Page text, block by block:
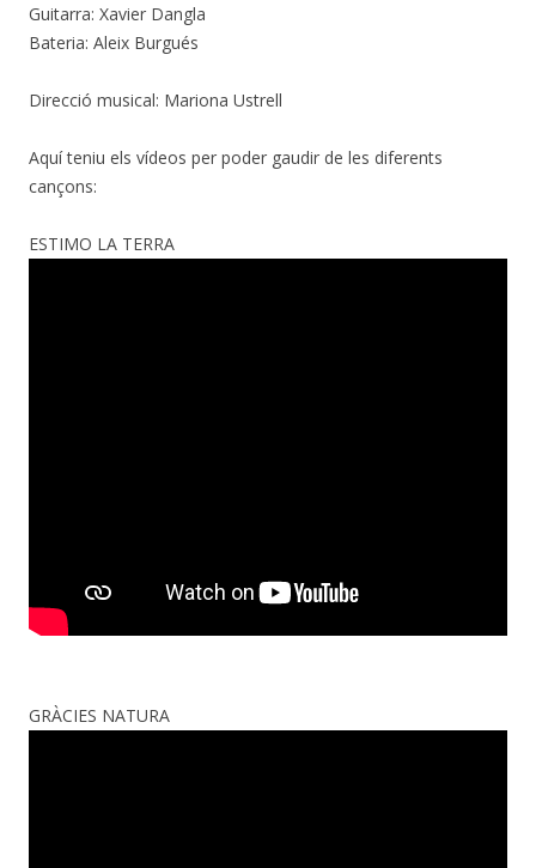
Guitarra: Xavier Dangla
Bateria: Aleix Burgués
Direcció musical: Mariona Ustrell
Aquí teniu els vídeos per poder gaudir de les diferents
cançons:
ESTIMO LA TERRA
GRÀCIES NATURA